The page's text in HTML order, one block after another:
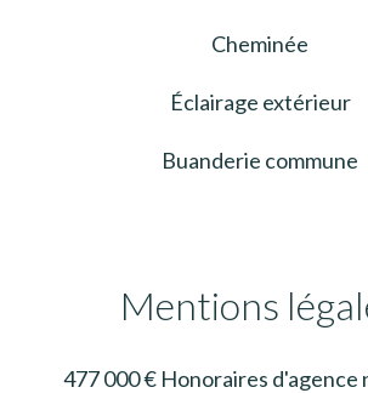
Cheminée
Éclairage extérieur
Buanderie commune
Mentions
477 000 € Honoraires d'agence